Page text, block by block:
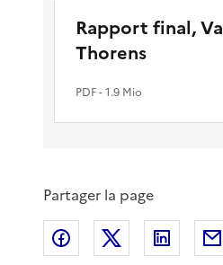
l
v
é
Rapport final,
Thorens
PDF- 1.9 Mio
Partager la page
Partager sur Facebook
Partager sur X